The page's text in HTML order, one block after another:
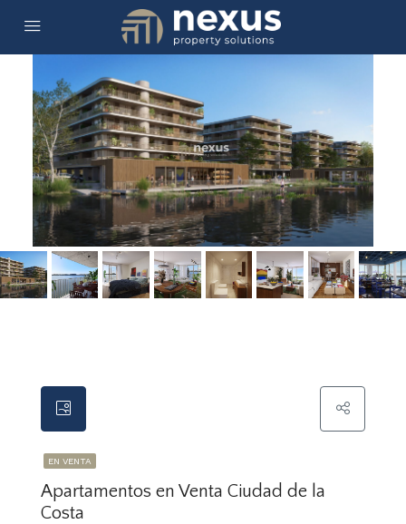
EN VENTA
Apartamentos en Venta Ciudad de la
Costa